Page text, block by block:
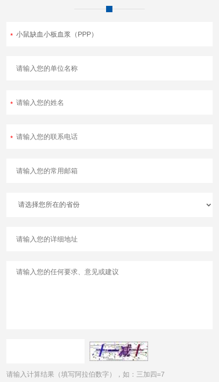
请输入计算结果（填写阿拉伯数字），如：三加四=7